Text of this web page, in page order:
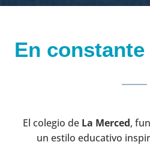
En
El colegio de La Merced,
un estilo educativo